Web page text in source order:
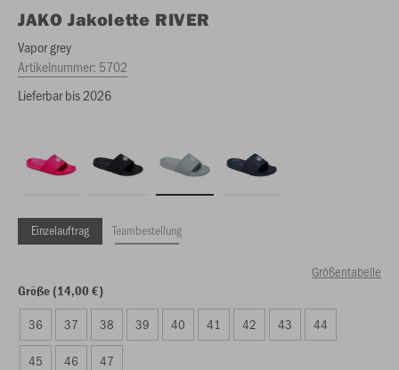
JAKO Jakolette RIVER
Vapor grey
Artikelnummer: 5702
Lieferbar bis 2026
Einzelauftrag Teambestellung
Größentabelle
Größe (14,00 €)
36 37 38 39 40 41 42 43 44
45 46 47